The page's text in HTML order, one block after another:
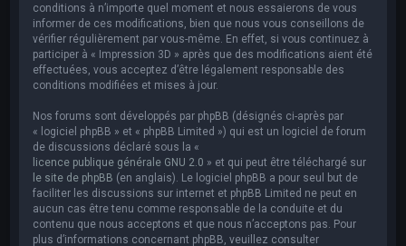
conditions à n’importe quel moment et nous essaierons de vous
informer de ces modifications, bien que nous vous conseillons de
vérifier régulièrement par vous-même. En effet, si vous continuez à
participer à « Impression 3D » après que des modifications aient été
effectuées, vous acceptez d’être légalement responsable des
conditions modifiées et mises à jour.
Nos forums sont développés par phpBB (désignés ci-après par
« logiciel phpBB » et « phpBB Limited ») qui est un logiciel de forum
de discussions déclaré sous la «
licence publique générale GNU 2.0 » et qui peut être téléchargé sur
le site de phpBB (en anglais). Le logiciel phpBB a pour seul but de
faciliter les discussions sur internet et phpBB Limited ne peut en
aucun cas être tenu comme responsable de la conduite et du
contenu que nous acceptons et que nous n’acceptons pas. Pour
plus d’informations concernant phpBB, veuillez consulter